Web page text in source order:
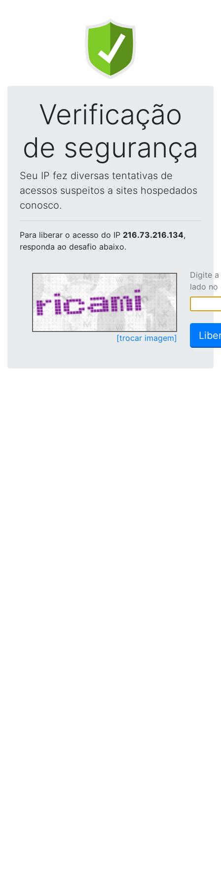
Verificação
de segurança
Seu IP fez diversas tentativas de
acessos suspeitos a sites hospedados
conosco.
Para liberar o acesso do IP 216.73.216.134,
responda ao desafio abaixo.
[trocar imagem]
Digite
lado no